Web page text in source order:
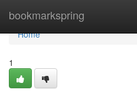
bookmarkspring
Home
Home
1